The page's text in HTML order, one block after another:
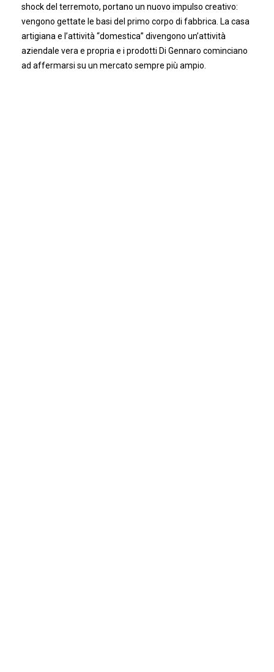
shock del terremoto, portano un nuovo impulso creativo:
vengono gettate le basi del primo corpo di fabbrica. La casa
artigiana e l’attività “domestica” divengono un’attività
aziendale vera e propria e i prodotti Di Gennaro cominciano
ad affermarsi su un mercato sempre più ampio.